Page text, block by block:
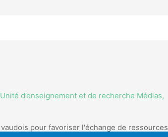
d’enseignement et de recherche Médias,
pour favoriser l'échange de ressources